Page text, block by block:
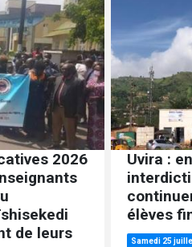
2026
de leurs
Uvira :
élèves
Samedi 25